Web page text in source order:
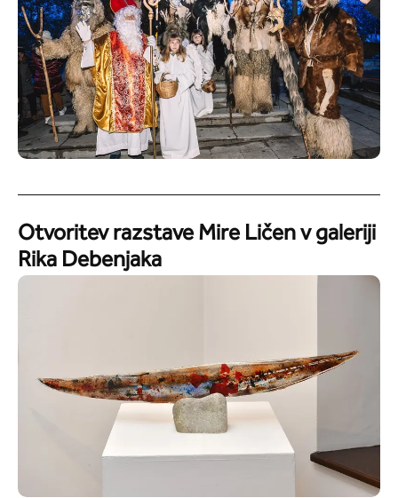
Otvoritev razstave Mire Ličen v galeriji
Rika Debenjaka